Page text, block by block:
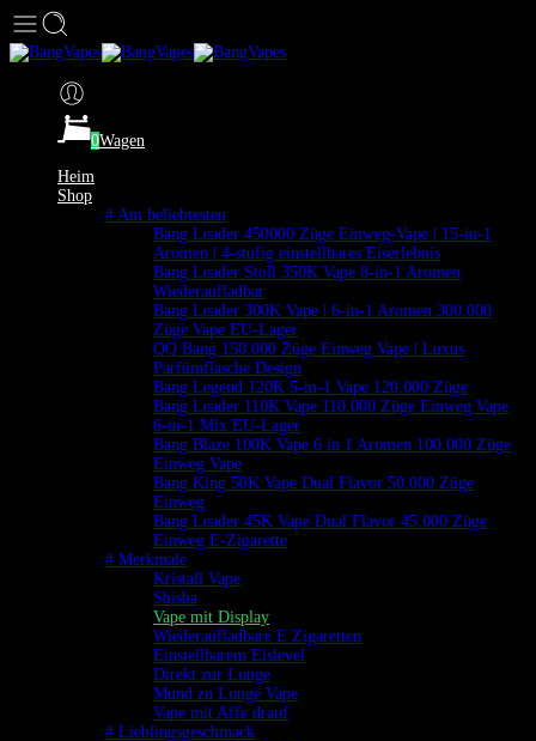
0Wagen
Heim
Shop
# Am beliebtesten
Bang Leader 450000 Züge Einweg-Vape | 15-in-1
Aromen | 4-stufig einstellbares Eiserlebnis
Bang Leader Stoll 350K Vape 8-in-1 Aromen
Wiederaufladbar
Bang Leader 300K Vape | 6-in-1 Aromen 300.000
Züge Vape EU-Lager
QQ Bang 150.000 Züge Einweg Vape | Luxus
Parfümflasche Design
Bang Legend 120K 5-in-1 Vape 120.000 Züge
Bang Leader 110K Vape 110.000 Züge Einweg Vape
6-in-1 Mix EU-Lager
Bang Blaze 100K Vape 6 in 1 Aromen 100.000 Züge
Einweg Vape
Bang King 50K Vape Dual Flavor 50.000 Züge
Einweg
Bang Leader 45K Vape Dual Flavor 45.000 Züge
Einweg E-Zigarette
# Merkmale
Kristall Vape
Shisha
Vape mit Display
Wiederaufladbare E Zigaretten
Einstellbarem Eislevel
Direkt zur Lunge
Mund zu Lunge Vape
Vape mit Affe drauf
# Lieblingsgeschmack